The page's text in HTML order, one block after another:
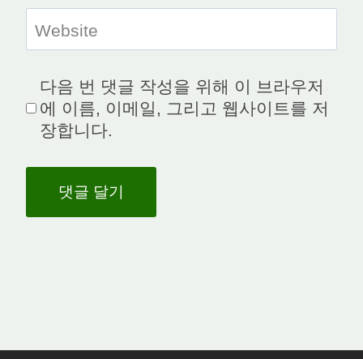
Website
다음 번 댓글 작성을 위해 이 브라우저
에 이름, 이메일, 그리고 웹사이트를 저
장합니다.